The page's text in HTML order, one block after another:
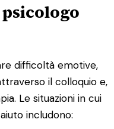
difficoltà emotive,
il colloquio e,
Le situazioni in cui
includono: